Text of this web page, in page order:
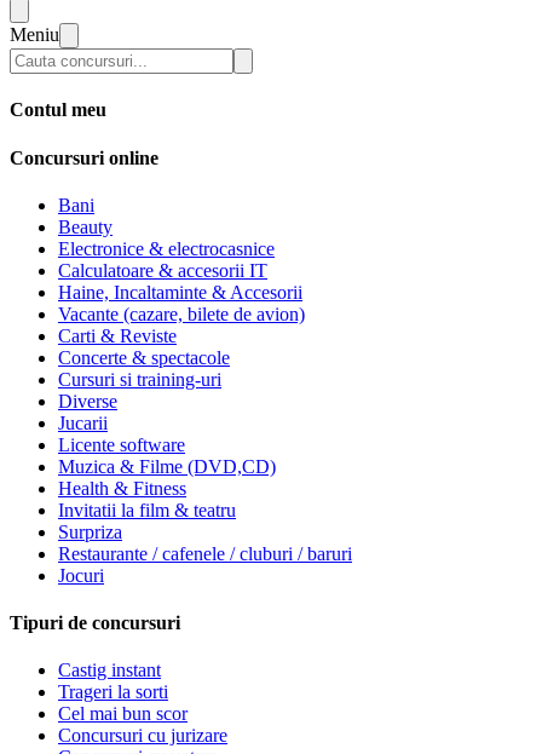
Meniu
Contul meu
Concursuri online
Bani
Beauty
Electronice & electrocasnice
Calculatoare & accesorii IT
Haine, Incaltaminte & Accesorii
Vacante (cazare, bilete de avion)
Carti & Reviste
Concerte & spectacole
Cursuri si training-uri
Diverse
Jucarii
Licente software
Muzica & Filme (DVD,CD)
Health & Fitness
Invitatii la film & teatru
Surpriza
Restaurante / cafenele / cluburi / baruri
Jocuri
Tipuri de concursuri
Castig instant
Trageri la sorti
Cel mai bun scor
Concursuri cu jurizare